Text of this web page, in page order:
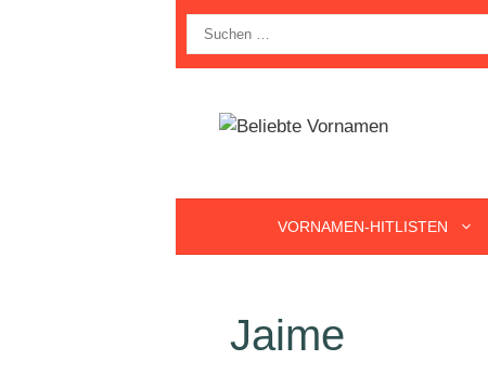
nach:
VORNAMEN-HITLISTEN
Jaime